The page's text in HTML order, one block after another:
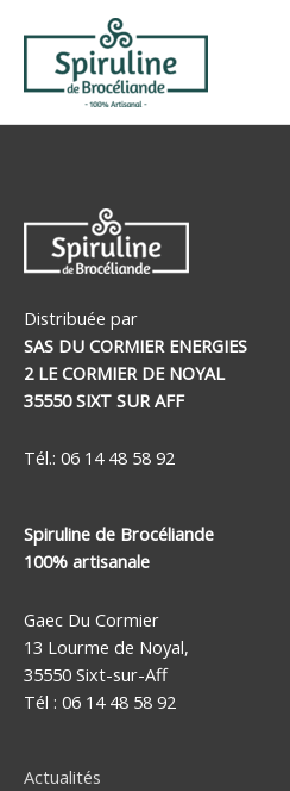
contenu
Distribuée par
SAS DU CORMIER ENERGIES
2 LE CORMIER DE NOYAL
35550 SIXT SUR AFF
Tél.: 06 14 48 58 92
Spiruline de Brocéliande
100% artisanale
Gaec Du Cormier
13 Lourme de Noyal,
35550 Sixt-sur-Aff
Tél : 06 14 48 58 92
Actualités